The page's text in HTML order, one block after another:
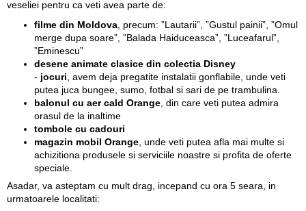
veseliei pentru ca veti avea parte de:
filme din Moldova , precum: ”Lautarii”, ”Gustul painii”, ”Omul
merge dupa soare”, ”Balada Haiduceasca”, ”Luceafarul”,
”Eminescu”
desene animate clasice din colectia Disney
- jocuri , avem deja pregatite instalatii gonflabile, unde veti
putea juca bungee, sumo, fotbal si sari de pe trambulina.
balonul cu aer cald Orange , din care veti putea admira
orasul de la inaltime
tombole cu cadouri
magazin mobil Orange , unde veti putea afla mai multe si
achizitiona produsele si serviciile noastre si profita de oferte
speciale.
Asadar, va asteptam cu mult drag, incepand cu ora 5 seara, in
urmatoarele localitati: